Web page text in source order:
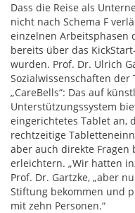
Dass die Reise als
nicht nach Schema F
einzelnen Arbeitsphasen
bereits über das
wurden. Prof. Dr. Ulrich
Sozialwissenschaften der
„CareBells“: Das auf
Unterstützungssystem
eingerichtetes Tablet an,
rechtzeitige
aber auch direkte Fragen
erleichtern. „Wir hatten
Prof. Dr. Gartzke, „aber
Stiftung bekommen und
mit zehn Personen.“